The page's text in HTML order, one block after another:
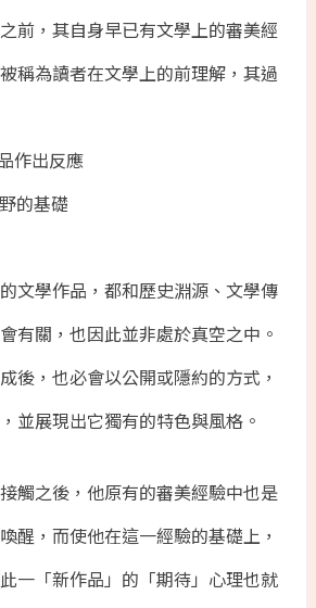
前，其自身早已有文學上的審美經
稱為讀者在文學上的前理解，其過
作出反應
的基礎
文學作品，都和歷史淵源、文學傳
有關，也因此並非處於真空之中。
後，也必會以公開或隱約的方式，
並展現出它獨有的特色與風格。
觸之後，他原有的審美經驗中也是
醒，而使他在這一經驗的基礎上，
一「新作品」的「期待」心理也就